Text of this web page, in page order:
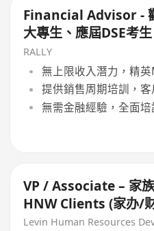
Financial Advisor -
大專生、應屆DSE考生
RALLY
無上限收入潛力，精英
提供銷售周期培訓，
無需金融經驗，全面
VP / Associate – 家
HNW Clients (家办/